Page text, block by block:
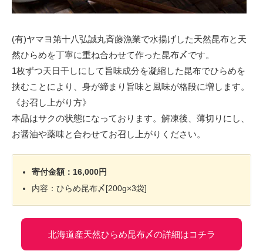
(有)ヤマヨ第十八弘誠丸斉藤漁業で水揚げした天然昆布と天
然ひらめを丁寧に重ね合わせて作った昆布〆です。
1枚ずつ天日干しにして旨味成分を凝縮した昆布でひらめを
挟むことにより、身が締まり旨味と風味が格段に増します。
《お召し上がり方》
本品はサクの状態になっております。解凍後、薄切りにし、
お醤油や薬味と合わせてお召し上がりください。
寄付金額：16,000円
内容：ひらめ昆布〆[200g×3袋]
北海道産天然ひらめ昆布〆の詳細はコチラ